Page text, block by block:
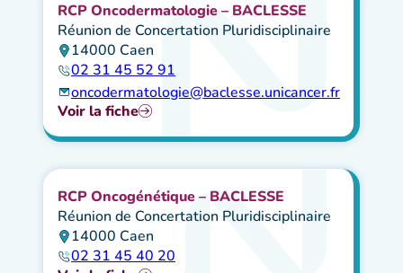
RCP Oncodermatologie – BACLESSE
Réunion de Concertation Pluridisciplinaire
14000 Caen
02 31 45 52 91
oncodermatologie@baclesse.unicancer.fr
Voir la fiche
RCP Oncogénétique – BACLESSE
Réunion de Concertation Pluridisciplinaire
14000 Caen
02 31 45 40 20